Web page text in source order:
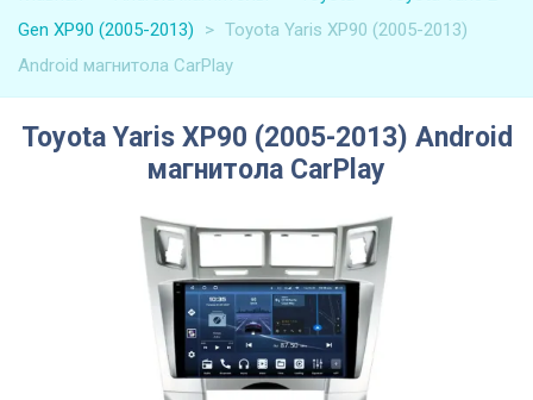
Gen XP90 (2005-2013)
> Toyota Yaris XP90 (2005-2013)
Android магнитола CarPlay
Toyota Yaris XP90 (2005-2013) Android
магнитола CarPlay